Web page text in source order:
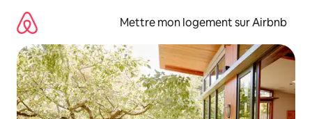
directement
contenu
Mettre mon logement sur Airbnb